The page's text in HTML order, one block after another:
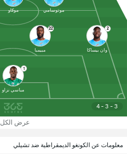
4 - 3 - 3
1
مباسي نزاو
22
مبيمبا
2
وان بيساكا
موكاو موتوسامي
عرض الكل
معلومات عن الكونغو الديمقراطية ضد تشيلي